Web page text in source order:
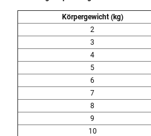
Körpergewicht (kg)
2
3
4
5
6
7
8
9
10